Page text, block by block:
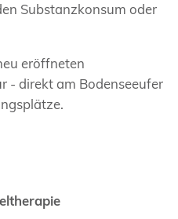
Substanzkonsum oder
eröffneten
- direkt am Bodenseeufer